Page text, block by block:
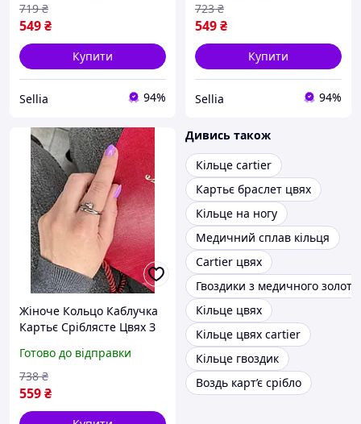
549₴
719 ₴
Купити
Sellia 94%
549₴
723 ₴
Купити
Sellia 94%
Жіноче Кольцо Каблучка
Картьє Сріблясте Цвях З
Готово до відправки
559₴
738 ₴
Дивись також
Кільце cartier
Картьє браслет цвях
Кільце на ногу
Медичний сплав кільця
Cartier цвях
Гвоздики з медичного золота
Кільце цвях
Кільце цвях cartier
Кільце гвоздик
Воздь карт’є срібло